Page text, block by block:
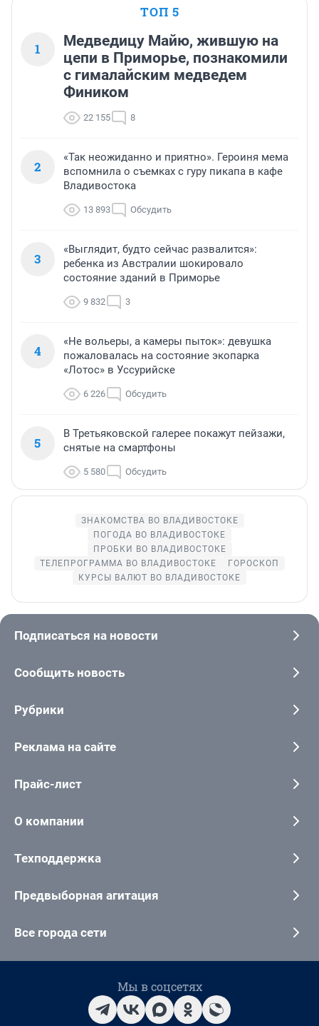
ТОП 5
1
Медведицу Майю, жившую на
цепи в Приморье, познакомили
с гималайским медведем
Фиником
22 155 8
2
«Так неожиданно и приятно». Героиня мема
вспомнила о съемках с гуру пикапа в кафе
Владивостока
13 893 Обсудить
3
«Выглядит, будто сейчас развалится»:
ребенка из Австралии шокировало
состояние зданий в Приморье
9 832 3
4
«Не вольеры, а камеры пыток»: девушка
пожаловалась на состояние экопарка
«Лотос» в Уссурийске
6 226 Обсудить
5
В Третьяковской галерее покажут пейзажи,
снятые на смартфоны
5 580 Обсудить
ЗНАКОМСТВА ВО ВЛАДИВОСТОКЕ
ПОГОДА ВО ВЛАДИВОСТОКЕ
ПРОБКИ ВО ВЛАДИВОСТОКЕ
ТЕЛЕПРОГРАММА ВО ВЛАДИВОСТОКЕ
ГОРОСКОП
КУРСЫ ВАЛЮТ ВО ВЛАДИВОСТОКЕ
Подписаться на новости
Сообщить новость
Рубрики
Реклама на сайте
Прайс-лист
О компании
Техподдержка
Предвыборная агитация
Все города сети
Мы в соцсетях